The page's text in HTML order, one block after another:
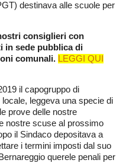
destinava alle scuole per
consiglieri con
in sede pubblica di
comunali. LEGGI QUI
il capogruppo di
leggeva una specie di
prove delle nostre
nostre scuse al prossimo
il Sindaco depositava a
i termini imposti dal suo
querele penali per